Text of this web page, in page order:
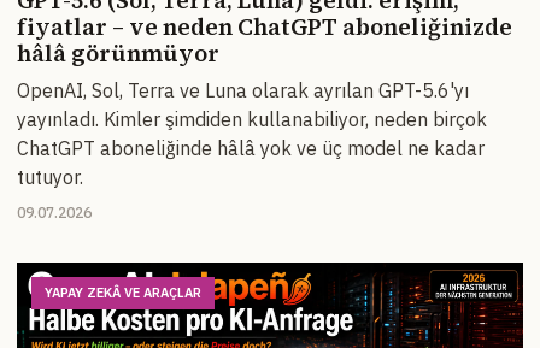
fiyatlar – ve neden ChatGPT aboneliğinizde
hâlâ görünmüyor
OpenAI, Sol, Terra ve Luna olarak ayrılan GPT-5.6'yı
yayınladı. Kimler şimdiden kullanabiliyor, neden birçok
ChatGPT aboneliğinde hâlâ yok ve üç model ne kadar
tutuyor.
09.07.2026
YAPAY ZEKÂ VE ARAÇLAR